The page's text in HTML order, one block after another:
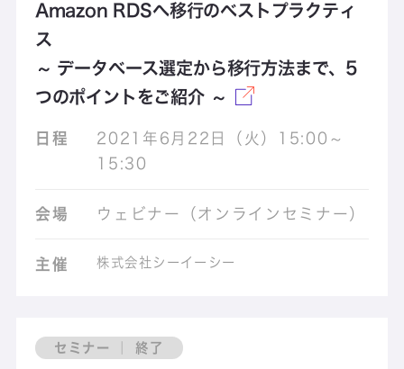
Amazon RDSへ移行のベストプラクティ
ス
～ データベース選定から移行方法まで、5
つのポイントをご紹介 ～
日程
2021年6月22日（火）15:00～
15:30
会場 ウェビナー（オンラインセミナー）
主催 株式会社シーイーシー
セミナー ｜ 終了